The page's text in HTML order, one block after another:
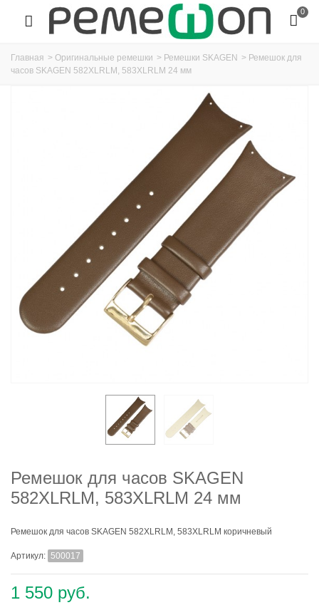
0
Главная > Оригинальные ремешки > Ремешки SKAGEN > Ремешок для
часов SKAGEN 582XLRLM, 583XLRLM 24 мм
Ремешок для часов SKAGEN
582XLRLM, 583XLRLM 24 мм
Ремешок для часов SKAGEN 582XLRLM, 583XLRLM коричневый
Артикул: 500017
1 550 руб.